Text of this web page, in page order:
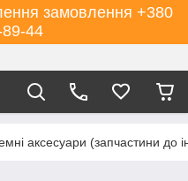
замовлення +380
44
аксесуари (запчастини до